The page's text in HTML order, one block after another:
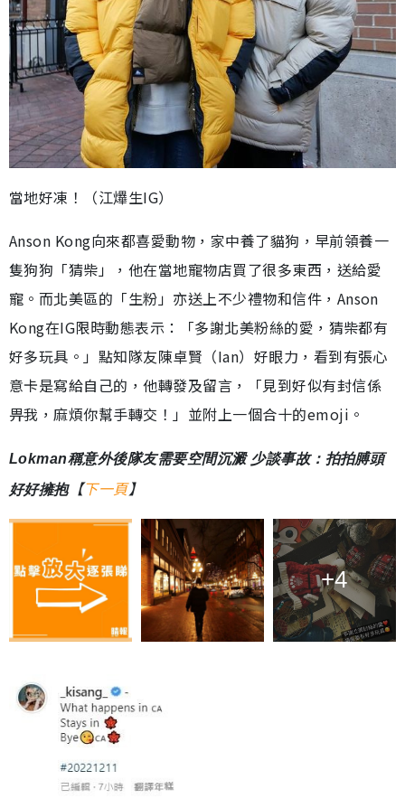
當地好凍！（江𤒹生IG）
Anson Kong向來都喜愛動物，家中養了貓狗，早前領養一
隻狗狗「猜柴」，他在當地寵物店買了很多東西，送給愛
寵。而北美區的「生粉」亦送上不少禮物和信件，Anson
Kong在IG限時動態表示：「多謝北美粉絲的愛，猜柴都有
好多玩具。」點知隊友陳卓賢（Ian）好眼力，看到有張心
意卡是寫給自己的，他轉發及留言，「見到好似有封信係
畀我，麻煩你幫手轉交！」並附上一個合十的emoji。
Lokman稱意外後隊友需要空間沉澱 少談事故：拍拍膊頭
好好擁抱【下一頁】
+4